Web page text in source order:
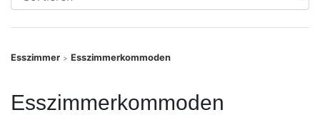
Esszimmer > Esszimmerkommoden
Esszimmerkommoden
SALE
Möbel-